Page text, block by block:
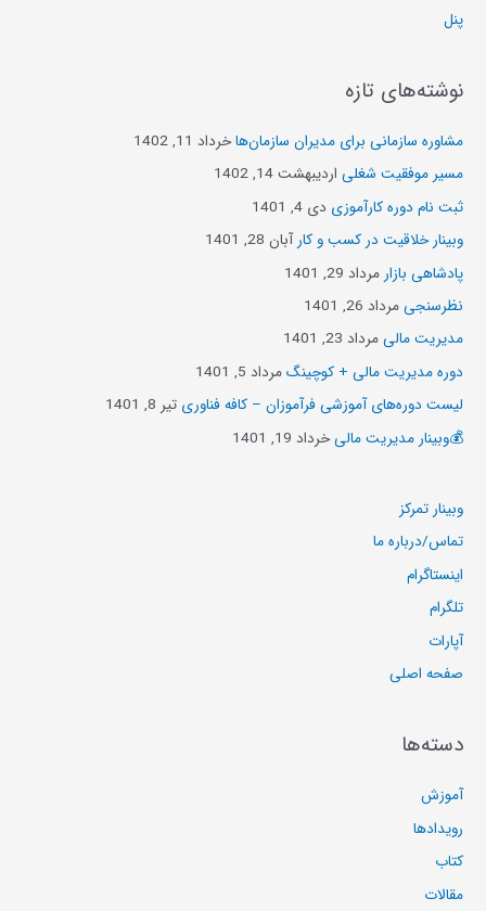
پنل
نوشته‌های تازه
مشاوره سازمانی برای مدیران سازمان‌هاخرداد 11, 1402
مسیر موفقیت شغلی اردیبهشت 14, 1402
ثبت نام دوره کارآموزی دی 4, 1401
وبینار خلاقیت در کسب و کارآبان 28, 1401
پادشاهی بازار مرداد 29, 1401
نظرسنجیمرداد 26, 1401
مدیریت مالیمرداد 23, 1401
دوره مدیریت مالی + کوچینگمرداد 5, 1401
لیست دوره‌های آموزشی فرآموزان – کافه فناوری تیر 8, 1401
💰وبینار مدیریت مالیخرداد 19, 1401
وبینار تمرکز
تماس/درباره ما
اینستاگرام
تلگرام
آپارات
صفحه اصلی
دسته‌ها
آموزش
رویدادها
کتاب
مقالات